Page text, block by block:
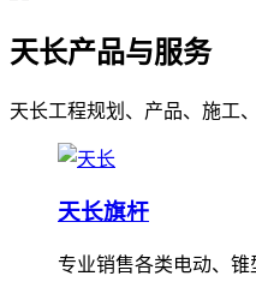
天长产品与服务
天长工程规划、产品、施工
天长旗杆
专业销售各类电动、